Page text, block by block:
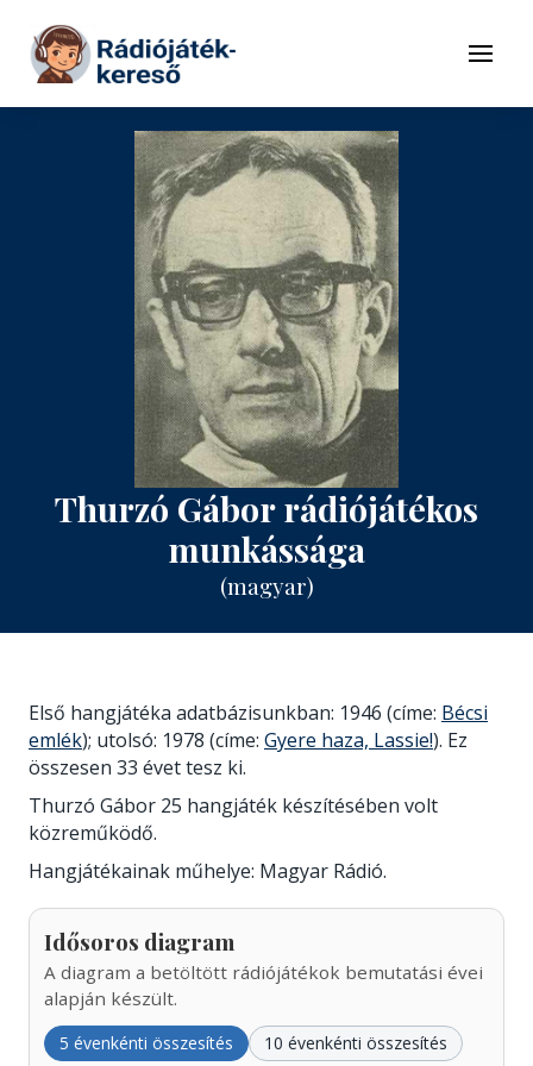
Tovább a tartalomhoz
Menü
Thurzó Gábor rádiójátékos
munkássága
(magyar)
Első hangjátéka adatbázisunkban: 1946 (címe: Bécsi
emlék); utolsó: 1978 (címe: Gyere haza, Lassie!). Ez
összesen 33 évet tesz ki.
Thurzó Gábor 25 hangjáték készítésében volt
közreműködő.
Hangjátékainak műhelye: Magyar Rádió.
Idősoros diagram
A diagram a betöltött rádiójátékok bemutatási évei
alapján készült.
5 évenkénti összesítés 10 évenkénti összesítés